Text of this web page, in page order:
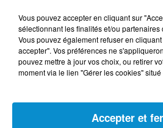
3 août 2026
Le banc des
!
Après le
cherchent
Vous pouvez accepter en cliquant sur
sélectionnant les finalités et/ou partenaires
Vous pouvez également refuser en
accepter". Vos préférences ne
pouvez mettre à jour vos choix, ou retirer
moment via le lien "Gérer les cookies"
Accepter et